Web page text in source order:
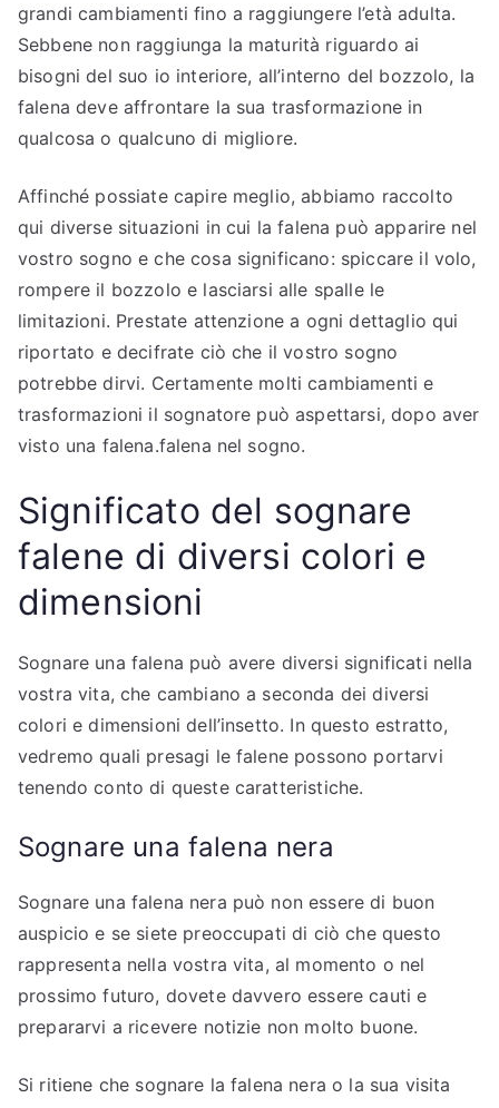
grandi cambiamenti fino a raggiungere l’età adulta.
Sebbene non raggiunga la maturità riguardo ai
bisogni del suo io interiore, all’interno del bozzolo, la
falena deve affrontare la sua trasformazione in
qualcosa o qualcuno di migliore.
Affinché possiate capire meglio, abbiamo raccolto
qui diverse situazioni in cui la falena può apparire nel
vostro sogno e che cosa significano: spiccare il volo,
rompere il bozzolo e lasciarsi alle spalle le
limitazioni. Prestate attenzione a ogni dettaglio qui
riportato e decifrate ciò che il vostro sogno
potrebbe dirvi. Certamente molti cambiamenti e
trasformazioni il sognatore può aspettarsi, dopo aver
visto una falena.falena nel sogno.
Significato del sognare
falene di diversi colori e
dimensioni
Sognare una falena può avere diversi significati nella
vostra vita, che cambiano a seconda dei diversi
colori e dimensioni dell’insetto. In questo estratto,
vedremo quali presagi le falene possono portarvi
tenendo conto di queste caratteristiche.
Sognare una falena nera
Sognare una falena nera può non essere di buon
auspicio e se siete preoccupati di ciò che questo
rappresenta nella vostra vita, al momento o nel
prossimo futuro, dovete davvero essere cauti e
prepararvi a ricevere notizie non molto buone.
Si ritiene che sognare la falena nera o la sua visita